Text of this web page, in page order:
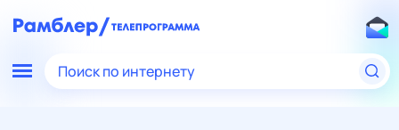
Поиск по интернету